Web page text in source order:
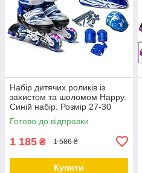
Набір дитячих роликів із
захистом та шоломом Happy.
Синій набір. Розмір 27-30
Готово до відправки
1 185 ₴ 1 586 ₴
Купити